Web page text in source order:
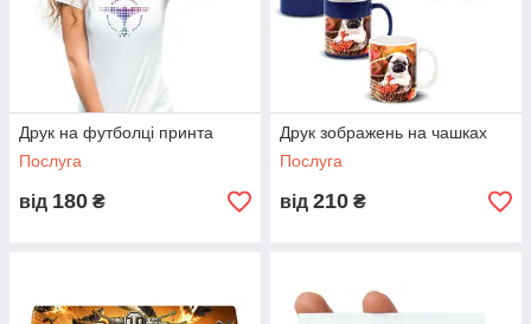
Друк на футболці принта
Послуга
від 180 ₴
Друк зображень на чашках
Послуга
від 210 ₴